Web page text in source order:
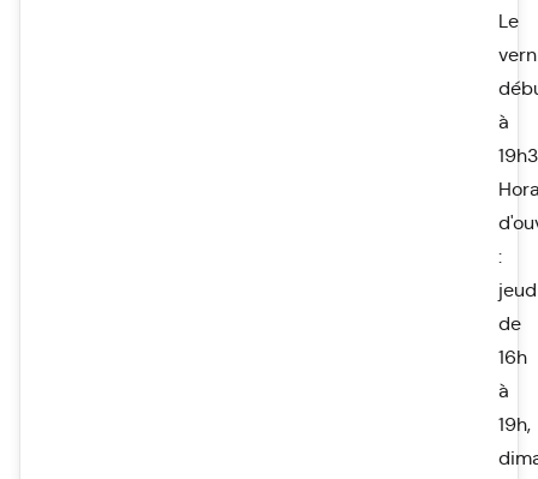
Le
à
:
de
16h
à
19h,